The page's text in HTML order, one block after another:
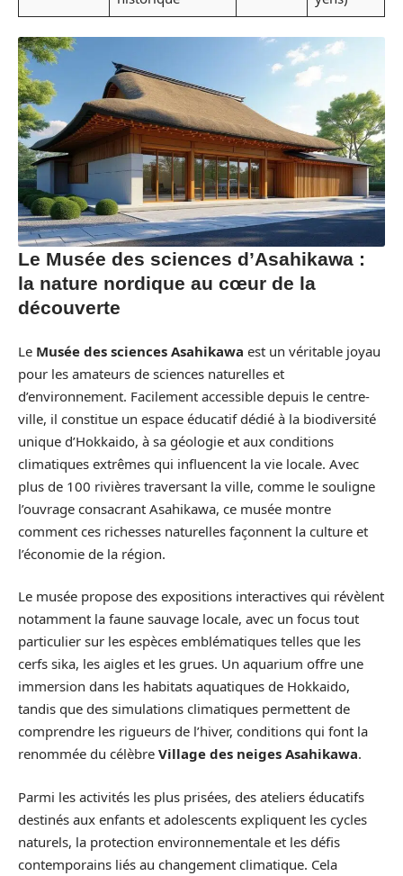
Le Musée des sciences d’Asahikawa :
la nature nordique au cœur de la
découverte
Le Musée des sciences Asahikawa est un véritable joyau
pour les amateurs de sciences naturelles et
d’environnement. Facilement accessible depuis le centre-
ville, il constitue un espace éducatif dédié à la biodiversité
unique d’Hokkaido, à sa géologie et aux conditions
climatiques extrêmes qui influencent la vie locale. Avec
plus de 100 rivières traversant la ville, comme le souligne
l’ouvrage consacrant Asahikawa, ce musée montre
comment ces richesses naturelles façonnent la culture et
l’économie de la région.
Le musée propose des expositions interactives qui révèlent
notamment la faune sauvage locale, avec un focus tout
particulier sur les espèces emblématiques telles que les
cerfs sika, les aigles et les grues. Un aquarium offre une
immersion dans les habitats aquatiques de Hokkaido,
tandis que des simulations climatiques permettent de
comprendre les rigueurs de l’hiver, conditions qui font la
renommée du célèbre Village des neiges Asahikawa.
Parmi les activités les plus prisées, des ateliers éducatifs
destinés aux enfants et adolescents expliquent les cycles
naturels, la protection environnementale et les défis
contemporains liés au changement climatique. Cela